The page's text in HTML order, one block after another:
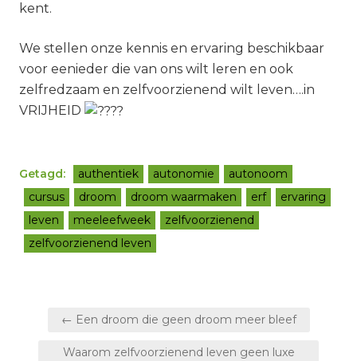
kent.
We stellen onze kennis en ervaring beschikbaar
voor eenieder die van ons wilt leren en ook
zelfredzaam en zelfvoorzienend wilt leven….in
VRIJHEID
Getagd: authentiek autonomie
autonoom
cursus
droom droom waarmaken erf
ervaring
leven
meeleefweek
zelfvoorzienend
zelfvoorzienend leven
Bericht
← Een droom die geen droom meer bleef
Waarom zelfvoorzienend leven geen luxe